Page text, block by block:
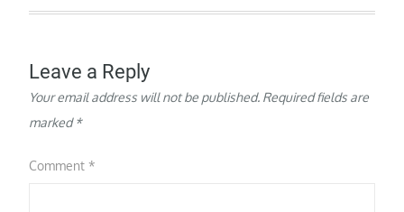
Leave a Reply
Your email address will not be published. Required fields are
marked*
Comment*